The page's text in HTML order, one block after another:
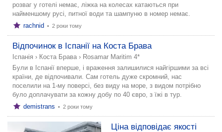
розваг у готелі немає, ліжка на колесах катаються при
найменшому русі, питної води та шампуню в номер немає.
rachnid • 2 роки тому
Відпочинок в Іспанії на Коста Брава
Іспанія › Коста Брава › Rosamar Maritim 4*
Були в Іспанії вперше, і враження залишилися найгіршими за всі
країни, де відпочивали. Сам готель дуже скромний, нас
поселили на 1-му поверсі, без виду на море, з видом потрібно
було доплачувати за кожну добу по 40 євро, з їжі в тур.
demistrans • 2 роки тому
Ціна відповідає якості